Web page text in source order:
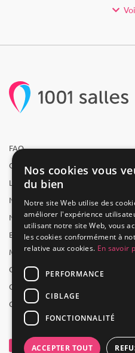
FAQ
Qui sommes-nous ?
L'équipe
Nous recrutons
Nos partenaires
Espace presse
Mentions légales
CGV
CGU
Contact
Nos cookies vous
du bien
Notre site Web utilise des
améliorer l'expérience
utilisant notre site Web, vous
les cookies conformément à
relative aux cookies. En savoir
PERFORMANCE
CIBLAGE
FONCTIONNALITÉ
ACCEPTER TOUT